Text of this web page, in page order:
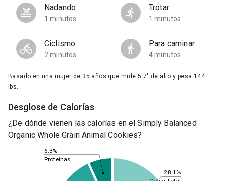
Nadando
1 minutos
Trotar
1 minutos
Ciclismo
2 minutos
Para caminar
4 minutos
Basado en una mujer de 35 años que mide 5'7" de alto y pesa 144
lbs.
Desglose de Calorías
¿De dónde vienen las calorías en el Simply Balanced
Organic Whole Grain Animal Cookies?
28.1%
6.3%
Proteínas